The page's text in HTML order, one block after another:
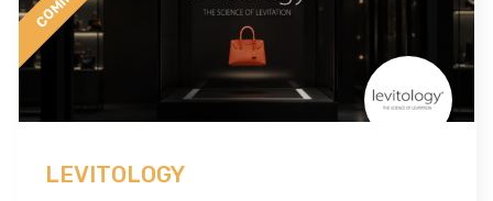
LEVITOLOGY